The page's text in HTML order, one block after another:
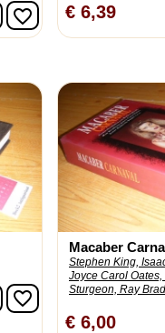
In winkelwagen
favorite_border € 6,39
In winkelwagen
favorite_border
Macaber
Stephen King,
Joyce Carol
Sturgeon, Ray
€ 6,00